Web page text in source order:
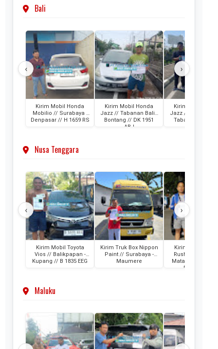
Bali
‹
Kirim Mobil Honda
Mobilio // Surabaya -
Denpasar // H 1659 RS
Kirim Mobil Honda
Jazz // Tabanan Bali -
Bontang // DK 1951
ABJ
Kirim Mobil
Jazz //
Tabanan Bali //
›
Nusa Tenggara
‹
Kirim Mobil Toyota
Vios // Balikpapan -
Kupang // B 1835 EEG
Kirim Truk Box Nippon
Paint // Surabaya -
Maumere
Kirim Mobil
Rush //
Mataram
DD 1880 VZ
›
Maluku